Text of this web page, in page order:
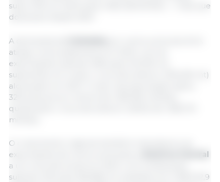
subiu 10% em 2024 para US$ 2,58 bilhões — mais que
dobrando desde 2020.
A demanda da
atingiu novos patamares em 2024, com as
exportações subindo 26% para 142.035 mt,
superando em muito o recorde anterior (106.456 mt)
alcançado em 2021. O valor da exportação saltou
32% para pouco menos de US$ 360 milhões,
quebrando o recorde anterior (2023) de US$ 272
milhões.
O crescimento regional também impulsionou as
exportações de carne suína para a
América Central
a um recorde anual em 2024, com embarques
subindo 21% para 166.086 mt, avaliados em US$ 522,9